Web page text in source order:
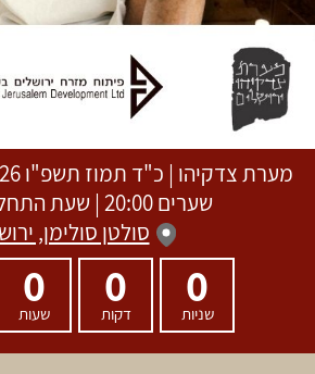
מערת צדקיהו | כ"ד תמוז תשפ"ו
שערים 20:00 | שעת התחלה 21:00
סולטן סולימן,
0
שניות
0
דקות
0
שעות